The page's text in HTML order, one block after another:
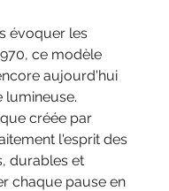
évoquer les
ce modèle
aujourd'hui
lumineuse.
créée par
l'esprit des
durables et
chaque pause en